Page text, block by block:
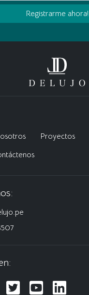
Registrarme ahora!
Proyectos